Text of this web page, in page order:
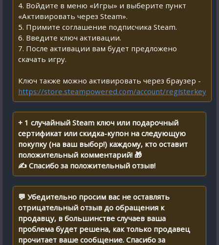
4. Войдите в меню «Игры» и выберите пункт
«Активировать через Steam».
5. Примите соглашение подписчика Steam.
6. Введите ключ активации.
7. После активации вам будет предложено
скачать игру.
Ключ также можно активировать через браузер -
https://store.steampowered.com/account/registerkey
+ 1 случайный Steam ключ или подарочный
сертификат или скидка-купон на следующую
покупку (на ваш выбор!) каждому, кто оставит
положительный комментарий! 🎁
✍ Спасибо за положительный отзыв!
💬 Убедительно просим вас не оставлять
отрицательный отзыв до обращения к
продавцу, в большинстве случаев ваша
проблема будет решена, как только продавец
прочитает ваше сообщение. Спасибо за